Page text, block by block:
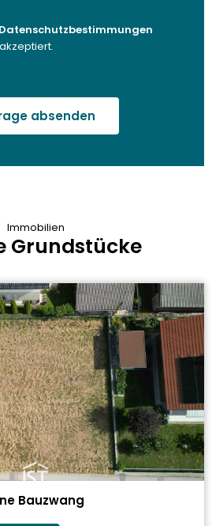
Datenschutzbestimmungen
absenden
Immobilien
Grundstücke
Bauzwang